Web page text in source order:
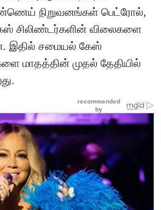
நிறுவனங்கள் பெட்ரோல்,
சிலிண்டர்களின் விலைகளை
இதில் சமையல் கேஸ்
மாதத்தின் முதல் தேதியில்